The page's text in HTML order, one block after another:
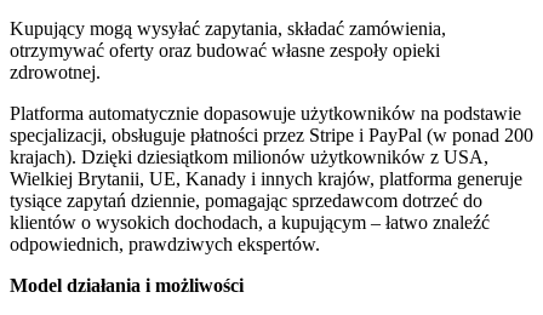
Kupujący mogą wysyłać zapytania, składać zamówienia,
otrzymywać oferty oraz budować własne zespoły opieki
zdrowotnej.
Platforma automatycznie dopasowuje użytkowników na podstawie
specjalizacji, obsługuje płatności przez Stripe i PayPal (w ponad 200
krajach). Dzięki dziesiątkom milionów użytkowników z USA,
Wielkiej Brytanii, UE, Kanady i innych krajów, platforma generuje
tysiące zapytań dziennie, pomagając sprzedawcom dotrzeć do
klientów o wysokich dochodach, a kupującym – łatwo znaleźć
odpowiednich, prawdziwych ekspertów.
Model działania i możliwości